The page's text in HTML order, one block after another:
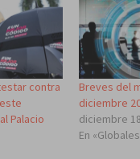
contra
Palacio
Breves del
diciembre
diciembre
En